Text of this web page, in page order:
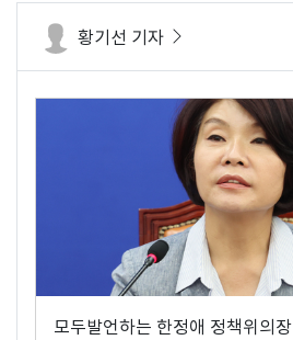
황기선 기자
모두발언하는 한정애 정책위의장